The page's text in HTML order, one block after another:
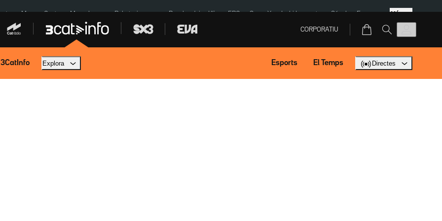
Menors Ceuta Mercabarna Robatoris coure Bombardejos Kíiv ERC SpaceX Isaki Lacuesta Sánchez Europa Més
CORPORATIU
3CatInfo Explora Esports El Temps Directes